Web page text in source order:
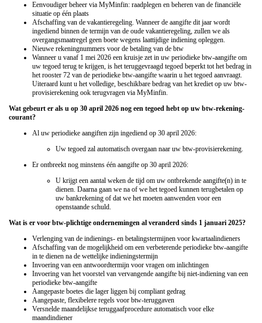
Eenvoudiger beheer via MyMinfin: raadplegen en beheren van de financiële
situatie op één plaats
Afschaffing van de vakantieregeling. Wanneer de aangifte dit jaar wordt
ingediend binnen de termijn van de oude vakantieregeling, zullen we als
overgangsmaatregel geen boete wegens laattijdige indiening opleggen.
Nieuwe rekeningnummers voor de betaling van de btw
Wanneer u vanaf 1 mei 2026 een kruisje zet in uw periodieke btw-aangifte om
uw tegoed terug te krijgen, is het teruggevraagd tegoed beperkt tot het bedrag in
het rooster 72 van de periodieke btw-aangifte waarin u het tegoed aanvraagt.
Uiteraard kunt u het volledige, beschikbare bedrag van het krediet op uw btw-
provisierekening ook terugvragen via MyMinfin.
Wat gebeurt er als u op 30 april 2026 nog een tegoed hebt op uw btw-rekening-
courant?
Al uw periodieke aangiften zijn ingediend op 30 april 2026:
Uw tegoed zal automatisch overgaan naar uw btw-provisierekening.
Er ontbreekt nog minstens één aangifte op 30 april 2026:
U krijgt een aantal weken de tijd om uw ontbrekende aangifte(n) in te
dienen. Daarna gaan we na of we het tegoed kunnen terugbetalen op
uw bankrekening of dat we het moeten aanwenden voor een
openstaande schuld.
Wat is er voor btw-plichtige ondernemingen al veranderd sinds 1 januari 2025?
Verlenging van de indienings- en betalingstermijnen voor kwartaalindieners
Afschaffing van de mogelijkheid om een verbeterende periodieke btw-aangifte
in te dienen na de wettelijke indieningstermijn
Invoering van een antwoordtermijn voor vragen om inlichtingen
Invoering van het voorstel van vervangende aangifte bij niet-indiening van een
periodieke btw-aangifte
Aangepaste boetes die lager liggen bij compliant gedrag
Aangepaste, flexibelere regels voor btw-teruggaven
Versnelde maandelijkse teruggaafprocedure automatisch voor elke
maandindiener